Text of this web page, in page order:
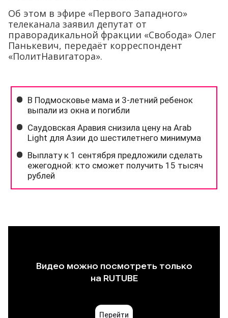
Об этом в эфире «Первого Западного»
телеканала заявил депутат от
праворадикальной фракции «Свобода» Олег
Панькевич, передаёт корреспондент
«ПолитНавигатора».